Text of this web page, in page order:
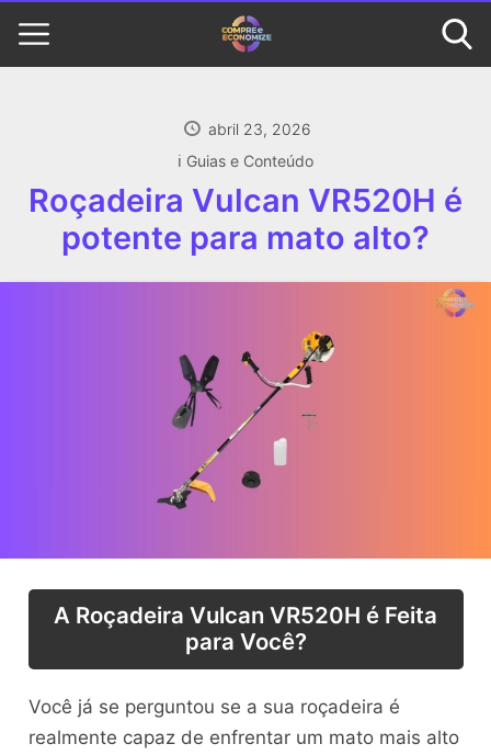
abril 23, 2026
ℹ️ Guias e Conteúdo
Roçadeira Vulcan VR520H é
potente para mato alto?
A Roçadeira Vulcan VR520H é Feita
para Você?
Você já se perguntou se a sua roçadeira é
realmente capaz de enfrentar um mato mais alto